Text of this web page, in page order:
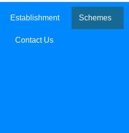
Establishment Schemes
Contact Us